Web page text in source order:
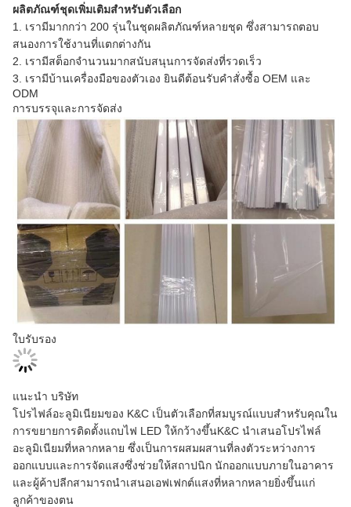
ผลิตภัณฑ์ชุดเพิ่มเติมสำหรับตัวเลือก
1. เรามีมากกว่า 200 รุ่นในชุดผลิตภัณฑ์หลายชุด ซึ่งสามารถตอบ
สนองการใช้งานที่แตกต่างกัน
2. เรามีสต็อกจำนวนมากสนับสนุนการจัดส่งที่รวดเร็ว
3. เรามีบ้านเครื่องมือของตัวเอง ยินดีต้อนรับคำสั่งซื้อ OEM และ
ODM
การบรรจุและการจัดส่ง
ใบรับรอง
แนะนำ บริษัท
โปรไฟล์อะลูมิเนียมของ K&C เป็นตัวเลือกที่สมบูรณ์แบบสำหรับคุณใน
การขยายการติดตั้งแถบไฟ LED ให้กว้างขึ้นK&C นำเสนอโปรไฟล์
อะลูมิเนียมที่หลากหลาย ซึ่งเป็นการผสมผสานที่ลงตัวระหว่างการ
ออกแบบและการจัดแสงซึ่งช่วยให้สถาปนิก นักออกแบบภายในอาคาร
และผู้ค้าปลีกสามารถนำเสนอเอฟเฟกต์แสงที่หลากหลายยิ่งขึ้นแก่
ลูกค้าของตน